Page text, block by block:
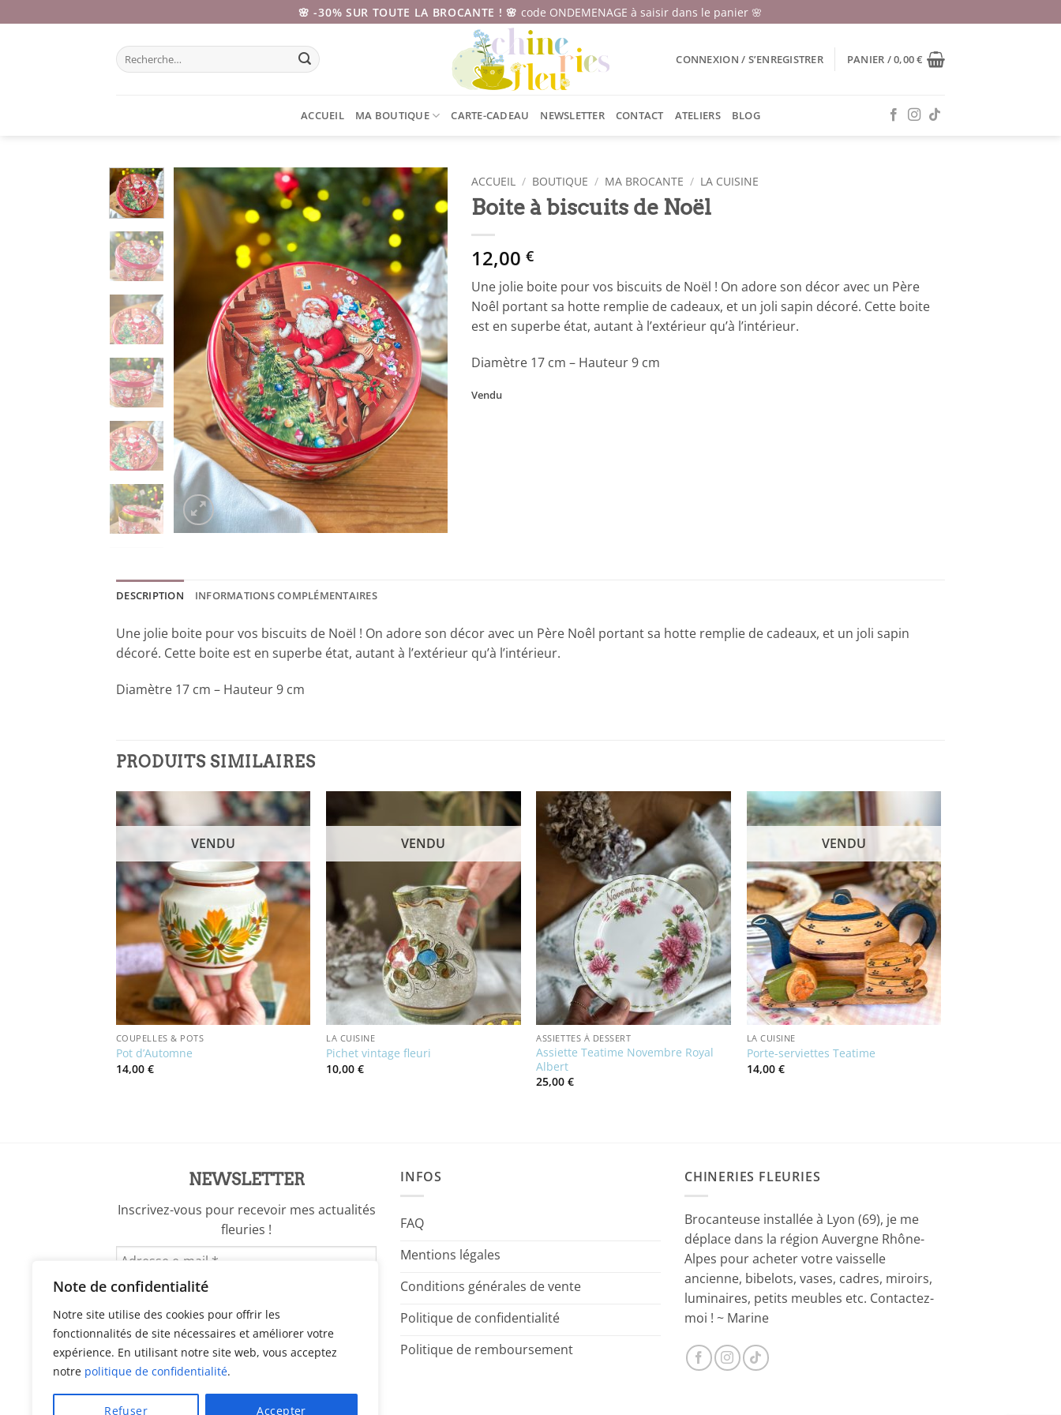
Note de confidentialité
Notre site utilise des cookies pour offrir les
fonctionnalités de site nécessaires et améliorer votre
expérience. En utilisant notre site web, vous acceptez
notre politique de confidentialité.
Refuser Accepter
au
🌸 -30% SUR TOUTE LA BROCANTE ! 🌸 code ONDEMENAGE à saisir dans le panier 🌸
Recherche
pour :
CONNEXION / S’ENREGISTRER PANIER /0,00€
ACCUEIL MA BOUTIQUE CARTE-CADEAU NEWSLETTER CONTACT ATELIERS BLOG
ACCUEIL / BOUTIQUE / MA BROCANTE / LA CUISINE
Boite à biscuits de Noël
12,00 €
Une jolie boite pour vos biscuits de Noël ! On adore son décor avec un Père
Noêl portant sa hotte remplie de cadeaux, et un joli sapin décoré. Cette boite
est en superbe état, autant à l’extérieur qu’à l’intérieur.
Diamètre 17 cm – Hauteur 9 cm
Vendu
DESCRIPTION INFORMATIONS COMPLÉMENTAIRES
Une jolie boite pour vos biscuits de Noël ! On adore son décor avec un Père Noêl portant sa hotte remplie de cadeaux, et un joli sapin
décoré. Cette boite est en superbe état, autant à l’extérieur qu’à l’intérieur.
Diamètre 17 cm – Hauteur 9 cm
PRODUITS SIMILAIRES
VENDU
COUPELLES & POTS
Pot d’Automne
14,00 €
VENDU
LA CUISINE
Pichet vintage fleuri
10,00€
ASSIETTES À DESSERT
Assiette Teatime Novembre Royal
Albert
25,00€
VENDU
LA CUISINE
Porte-serviettes Teatime
14,00 €
NEWSLETTER
Inscrivez-vous pour recevoir mes actualités
fleuries !
INFOS
FAQ
Mentions légales
Conditions générales de vente
Politique de confidentialité
Politique de remboursement
CHINERIES FLEURIES
Brocanteuse installée à Lyon (69), je me
déplace dans la région Auvergne Rhône-
Alpes pour acheter votre vaisselle
ancienne, bibelots, vases, cadres, miroirs,
luminaires, petits meubles etc. Contactez-
moi ! ~ Marine